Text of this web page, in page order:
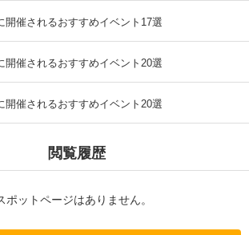
開催されるおすすめイベント17選
開催されるおすすめイベント20選
開催されるおすすめイベント20選
閲覧履歴
ットページはありません。